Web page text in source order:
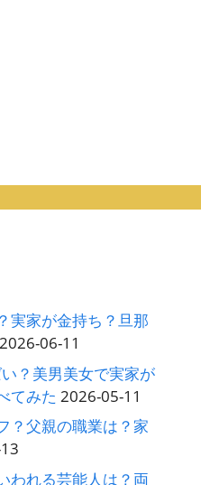
実家が金持ち？旦那
2026-06-11
？美男美女で実家が
てみた 2026-05-11
？父親の職業は？家
われる芸能人は？両